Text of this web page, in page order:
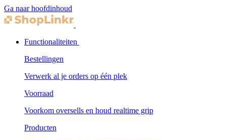
Ga naar hoofdinhoud
Functionaliteiten
Bestellingen
Verwerk al je orders op één plek
Voorraad
Voorkom oversells en houd realtime grip
Producten